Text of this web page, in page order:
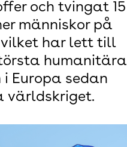
och tvingat 15
människor på
har lett till
humanitära
i Europa sedan
världskriget.